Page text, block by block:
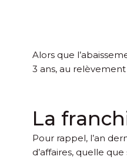
Alors que
3 ans, au
La
Pour rappel, l’an
d’affaires, quelle